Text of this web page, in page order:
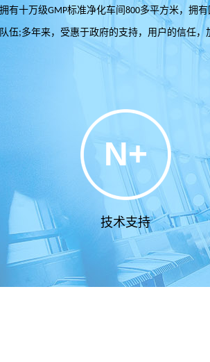
有十万级GMP标准净化车间 800多平方米，拥
伍;多年来，受惠于政府的支持，用户的信任
N+
技术支持